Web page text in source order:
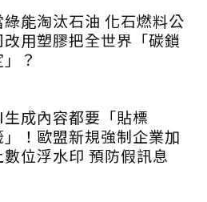
綠能淘汰石油 化石燃料公
改用塑膠把全世界「碳鎖
？
生成內容都要「貼標
」！歐盟新規強制企業加
數位浮水印 預防假訊息